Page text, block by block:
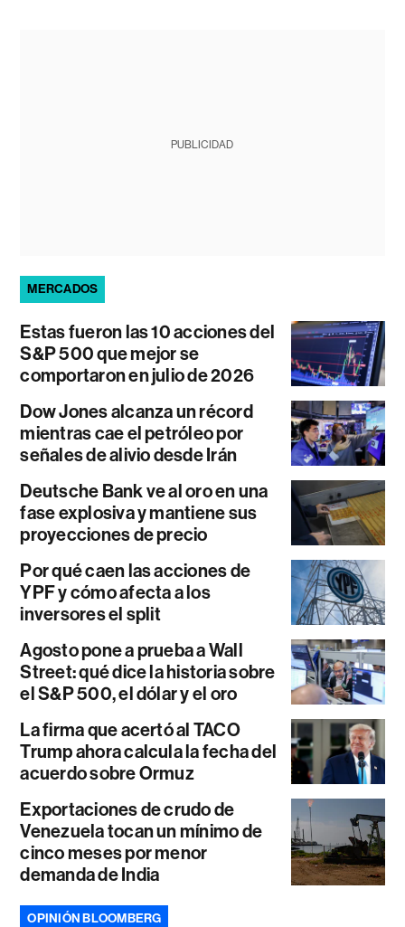
PUBLICIDAD
MERCADOS
Estas fueron las 10 acciones del
S&P 500 que mejor se
comportaron en julio de 2026
Dow Jones alcanza un récord
mientras cae el petróleo por
señales de alivio desde Irán
Deutsche Bank ve al oro en una
fase explosiva y mantiene sus
proyecciones de precio
Por qué caen las acciones de
YPF y cómo afecta a los
inversores el split
Agosto pone a prueba a Wall
Street: qué dice la historia sobre
el S&P 500, el dólar y el oro
La firma que acertó al TACO
Trump ahora calcula la fecha del
acuerdo sobre Ormuz
Exportaciones de crudo de
Venezuela tocan un mínimo de
cinco meses por menor
demanda de India
OPINIÓN BLOOMBERG